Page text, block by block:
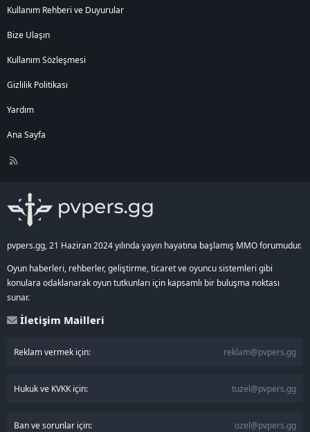
Kullanım Rehberi ve Duyurular
Bize Ulaşın
Kullanım Sözleşmesi
Gizlilik Politikası
Yardım
Ana Sayfa
R
pvpers.gg, 21 Haziran 2024 yılında yayın hayatına başlamış MMO forumudur.
Oyun haberleri, rehberler, geliştirme, ticaret ve oyuncu sistemleri gibi
konulara odaklanarak oyun tutkunları için kapsamlı bir buluşma noktası
sunar.
İletişim Mailleri
Reklam vermek için: reklam@pvpers.gg
Hukuk ve KVKK için: tuzel@pvpers.gg
Ban ve sorunlar için: ozel@pvpers.gg